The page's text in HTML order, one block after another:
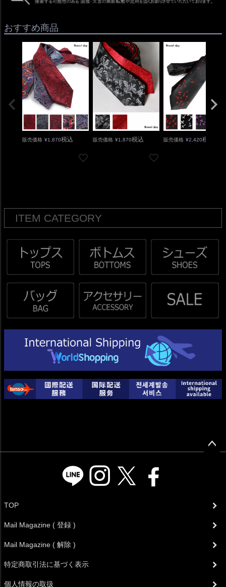
おすすめ商品
販売価格 ¥1,870税込 販売価格 ¥1,870税込 販売価格 ¥2,420税込
ITEM CATEGORY
TOP
Mail Magazine ( 登録 )
Mail Magazine ( 解除 )
特定商取引法に基づく表示
個人情報の取扱